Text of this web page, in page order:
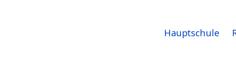
Hauptschule